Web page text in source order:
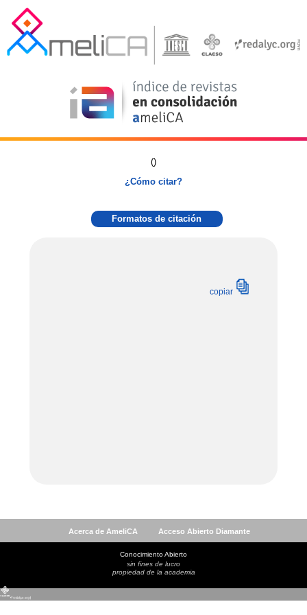
Acerca de AmeliCA Acceso Abierto Diamante
Conocimiento Abierto
sin fines de lucro
propiedad de la academia